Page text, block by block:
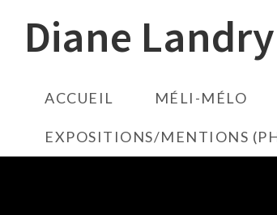
Diane Landry
ACCUEIL MÉLI-MÉLO
EXPOSITIONS/MENTIONS